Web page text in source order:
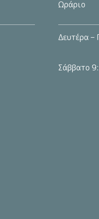
Ωράριο
Δευτέρα –
Σάββατο